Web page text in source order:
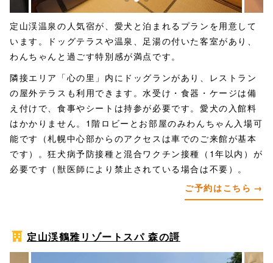
定山渓温泉の人気宿が、愛犬と泊まれるプランを用意して
います。ドッグテラスや温泉、足湯の付いた客室があり、
わんちゃんと過ごす特別感が満点です。
隣接エリア「心の里」内にドッグランがあり、レストラン
の屋外テラスも利用できます。水受け・食器・ケージは備
え付けで、食事やシートは持参が必要です。愛犬の入館料
はかかりません。1階ロビーとお部屋のみわんちゃん入場可
能です（札幌中心部からのアクセスは車でのご来館が基本
です）。狂犬病予防接種と混合ワクチン接種（1年以内）が
必要です（獣医師により禁止されている場合は不要）。
ご予約はこちら
定山渓鶴雅リゾートスパ 森の謌